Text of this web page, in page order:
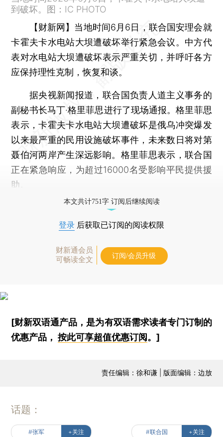
到破坏。图：IC PHOTO
【财新网】 当地时间6月6日，联合国安理会就
卡霍夫卡水电站大坝遭破坏举行紧急会议。中方代
表对水电站大坝遭破坏表示严重关切，并呼吁各方
应保持理性克制，恢复和谈。
据央视新闻报道，联合国负责人道主义事务的
副秘书长马丁·格里菲思进行了现场通报。格里菲思
表示，卡霍夫卡水电站大坝遭破坏是俄乌冲突爆发
以来最严重的民用设施破坏事件，未来数日将对第
聂伯河两岸产生深远影响。格里菲思表示，联合国
正在紧急响应，为超过16000名受影响平民提供援
助。
本文共计751字 订阅后继续阅读
登录 后获取已订阅的阅读权限
财新通会员
可畅读全文
订阅/会员升级
[财新双语通产品，是为有双语需求读者专门订制的
优惠产品，按此可享超值优惠订阅。]
责任编辑：徐和谦 | 版面编辑：边放
话题：
#张军 +关注 #联合国 +关注